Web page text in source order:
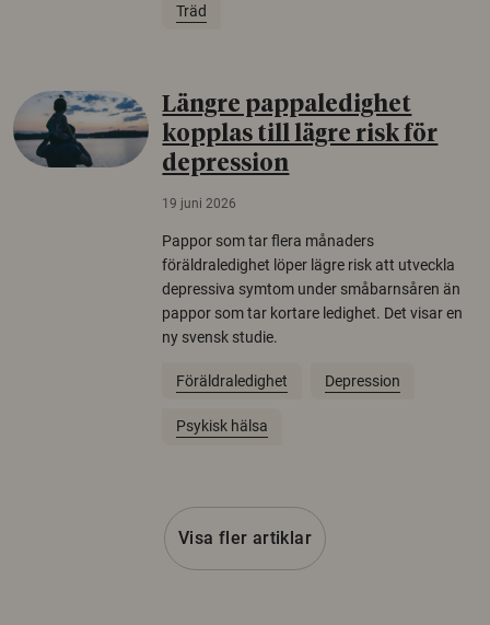
Träd
Längre pappaledighet
kopplas till lägre risk för
depression
19 juni 2026
Pappor som tar flera månaders
föräldraledighet löper lägre risk att utveckla
depressiva symtom under småbarnsåren än
pappor som tar kortare ledighet. Det visar en
ny svensk studie.
Föräldraledighet Depression
Psykisk hälsa
Visa fler artiklar